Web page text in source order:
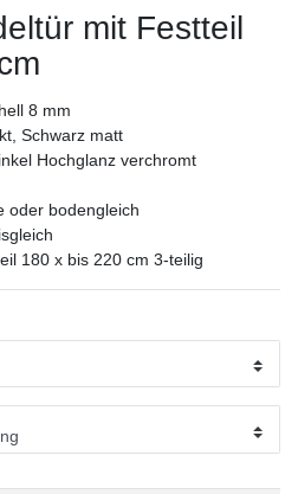
mit Festteil
8 mm
Schwarz matt
Hochglanz verchromt
oder bodengleich
180 x bis 220 cm 3-teilig